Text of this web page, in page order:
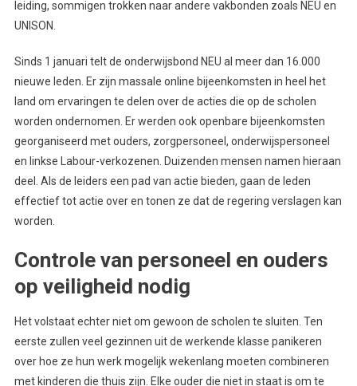
leiding, sommigen trokken naar andere vakbonden zoals NEU en
UNISON.
Sinds 1 januari telt de onderwijsbond NEU al meer dan 16.000
nieuwe leden. Er zijn massale online bijeenkomsten in heel het
land om ervaringen te delen over de acties die op de scholen
worden ondernomen. Er werden ook openbare bijeenkomsten
georganiseerd met ouders, zorgpersoneel, onderwijspersoneel
en linkse Labour-verkozenen. Duizenden mensen namen hieraan
deel. Als de leiders een pad van actie bieden, gaan de leden
effectief tot actie over en tonen ze dat de regering verslagen kan
worden.
Controle van personeel en ouders
op veiligheid nodig
Het volstaat echter niet om gewoon de scholen te sluiten. Ten
eerste zullen veel gezinnen uit de werkende klasse panikeren
over hoe ze hun werk mogelijk wekenlang moeten combineren
met kinderen die thuis zijn. Elke ouder die niet in staat is om te